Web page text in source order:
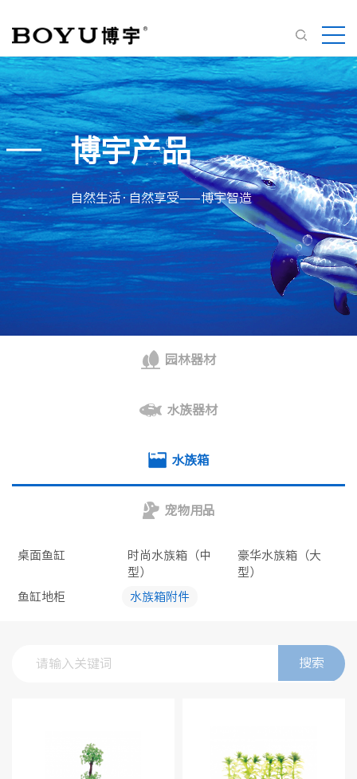
博宇产品
自然生活·自然享受——博宇智造
园林器材
水族器材
水族箱
宠物用品
桌面鱼缸
时尚水族箱（中
型）
豪华水族箱（大
型）
鱼缸地柜 水族箱附件
搜索